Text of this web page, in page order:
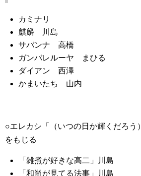
カミナリ
麒麟 川島
サバンナ 高橋
ガンバレルーヤ まひる
ダイアン 西澤
かまいたち 山内
○エレカシ「（いつの日か輝くだろう
をもじる
「雑煮が好きな高二」川島
「和尚が見てる法事」川島